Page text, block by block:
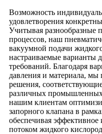
Возможность
удовлетворения
Учитывая разнообразные
процессов, наш
вакуумной подачи
настраиваемые варианты
требований. Благодаря
давления и материала,
решения,
различных промышленных
нашим клиентам
запорного клапана в
обеспечивая эффективное
потоком жидкого